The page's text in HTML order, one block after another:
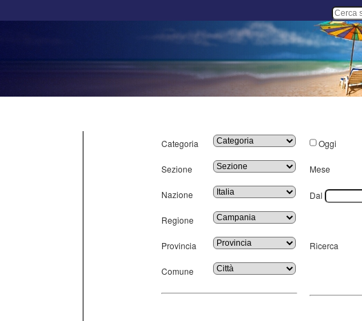
Categoria
Sezione
Nazione
Regione
Provincia
Comune
Oggi
Mese
Dal
Ricerca